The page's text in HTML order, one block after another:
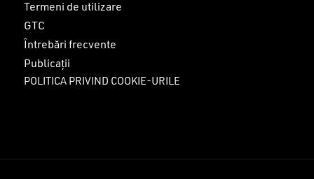
Termeni de utilizare
GTC
Întrebări frecvente
Publicații
POLITICA PRIVIND COOKIE-URILE